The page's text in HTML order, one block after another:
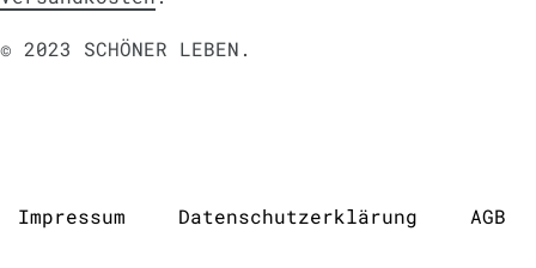
© 2023 SCHÖNER LEBEN.
Impressum Daten­schutz­erklärung AGB